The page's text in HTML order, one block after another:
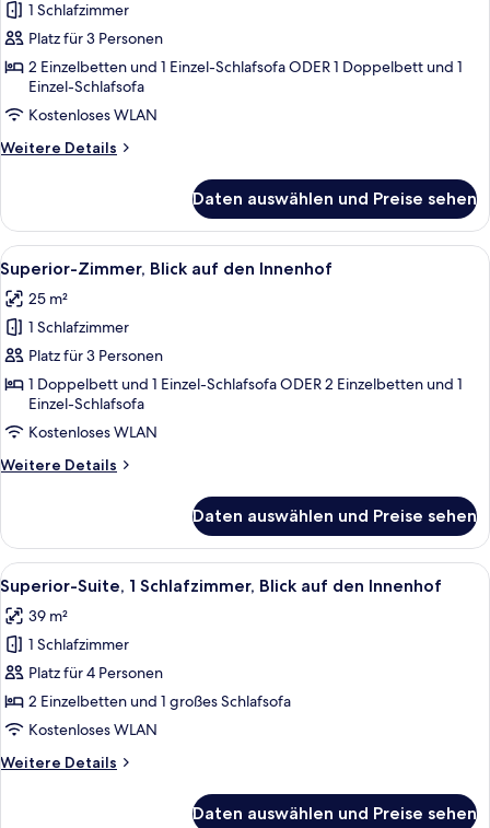
Zimmer,
Gartenblick
anzeigen
1 Schlafzimmer
Platz für 3 Personen
2 Einzelbetten und 1 Einzel-Schlafsofa ODER 1 Doppelbett und 1
Einzel-Schlafsofa
Kostenloses WLAN
Weitere Details
Weitere
Zimmer,
Gartenblick
Daten auswählen und Preise sehen
Alle
Fotos
für
Superior-
Zimmer,
Blick
auf
den
Innenhof
Ein Hotelzimmer mit Bett,
4
Superior-Zimmer, Blick auf den Innenhof
25 m²
1 Schlafzimmer
Platz für 3 Personen
1 Doppelbett und 1 Einzel-Schlafsofa ODER 2 Einzelbetten und 1
Einzel-Schlafsofa
Kostenloses WLAN
Weitere Details
Weitere
Zimmer,
Blick
auf
den
Innenhof
Daten auswählen und Preise sehen
Alle
Fotos
für
Superior-
Suite,
1
Schlafzimmer,
auf
Ein Hotelzimmer mit Bett,
4
Superior-Suite, 1 Schlafzimmer, Blick auf den Innenhof
39 m²
1 Schlafzimmer
Platz für 4 Personen
2 Einzelbetten und 1 großes Schlafsofa
Kostenloses WLAN
Weitere Details
Weitere
Daten auswählen und Preise sehen